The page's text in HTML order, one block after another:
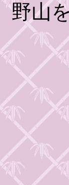
野山